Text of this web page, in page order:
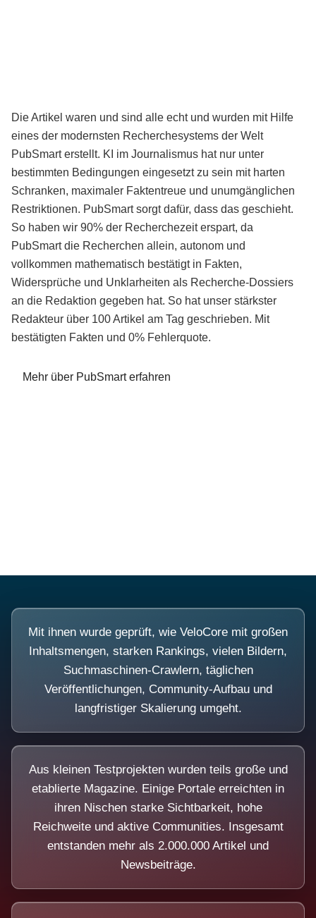
Die Artikel waren und sind alle echt und wurden mit Hilfe
eines der modernsten Recherchesystems der Welt
PubSmart erstellt. KI im Journalismus hat nur unter
bestimmten Bedingungen eingesetzt zu sein mit harten
Schranken, maximaler Faktentreue und unumgänglichen
Restriktionen. PubSmart sorgt dafür, dass das geschieht.
So haben wir 90% der Recherchezeit erspart, da
PubSmart die Recherchen allein, autonom und
vollkommen mathematisch bestätigt in Fakten,
Widersprüche und Unklarheiten als Recherche-Dossiers
an die Redaktion gegeben hat. So hat unser stärkster
Redakteur über 100 Artikel am Tag geschrieben. Mit
bestätigten Fakten und 0% Fehlerquote.
Mehr über PubSmart erfahren
Mit ihnen wurde geprüft, wie VeloCore mit großen
Inhaltsmengen, starken Rankings, vielen Bildern,
Suchmaschinen-Crawlern, täglichen
Veröffentlichungen, Community-Aufbau und
langfristiger Skalierung umgeht.
Aus kleinen Testprojekten wurden teils große und
etablierte Magazine. Einige Portale erreichten in
ihren Nischen starke Sichtbarkeit, hohe
Reichweite und aktive Communities. Insgesamt
entstanden mehr als 2.000.000 Artikel und
Newsbeiträge.